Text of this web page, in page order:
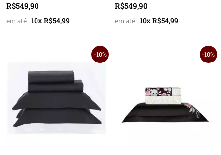
R$549,90
10x R$54,99
R$549,90
10x R$54,99
10% 10%